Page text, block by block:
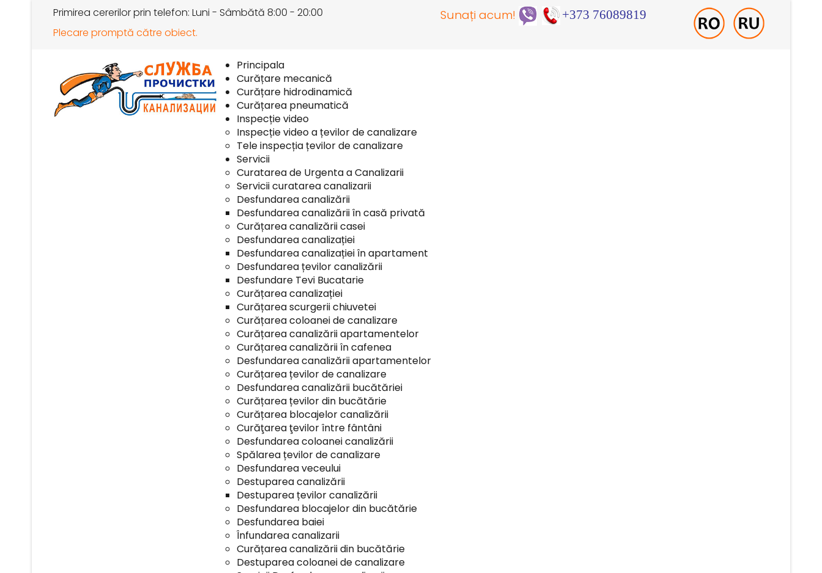
Primirea cererilor prin telefon: Luni - Sâmbătă 8:00 - 20:00
Plecare promptă către obiect.
Sunați acum! +373 76089819
Principala
Curățare mecanică
Curățare hidrodinamică
Curățarea pneumatică
Inspecție video
Inspecție video a țevilor de canalizare
Tele inspecția țevilor de canalizare
Servicii
Curatarea de Urgenta a Canalizarii
Servicii curatarea canalizarii
Desfundarea canalizării
Desfundarea canalizării în casă privată
Curățarea canalizării casei
Desfundarea canalizației
Desfundarea canalizației în apartament
Desfundarea țevilor canalizării
Desfundare Tevi Bucatarie
Curățarea canalizației
Curățarea scurgerii chiuvetei
Curățarea coloanei de canalizare
Curățarea canalizării apartamentelor
Curățarea canalizării în cafenea
Desfundarea canalizării apartamentelor
Curățarea țevilor de canalizare
Desfundarea canalizării bucătăriei
Curățarea țevilor din bucătărie
Curățarea blocajelor canalizării
Curăţarea ţevilor între fântâni
Desfundarea coloanei canalizării
Spălarea țevilor de canalizare
Desfundarea veceului
Destuparea canalizării
Destuparea țevilor canalizării
Desfundarea blocajelor din bucătărie
Desfundarea baiei
Înfundarea canalizarii
Curățarea canalizării din bucătărie
Destuparea coloanei de canalizare